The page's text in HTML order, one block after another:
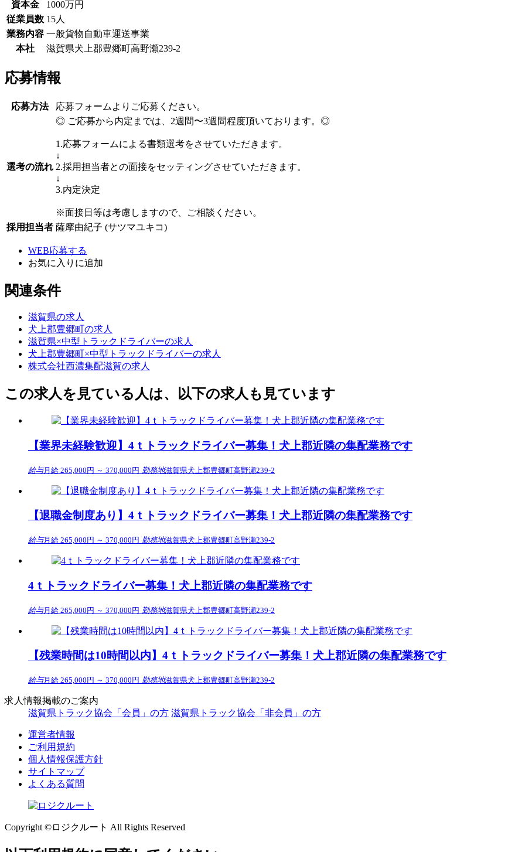
資本金
1000万円
従業員数 15人
業務内容 一般貨物自動車運送事業
本社
滋賀県犬上郡豊郷町高野瀬239-2
応募情報
応募方法 応募フォームよりご応募ください。
選考の流れ
◎ ご応募から内定までは、2週間〜3週間程度頂いております。◎
1.応募フォームによる書類選考をさせていただきます。
↓
2.採用担当者との面接をセッティングさせていただきます。
↓
3.内定決定
※面接日等は考慮しますので、ご相談ください。
採用担当者 薩摩由紀子 (サツマユキコ)
WEB応募する
お気に入り に追加
関連条件
滋賀県の求人
犬上郡豊郷町の求人
滋賀県×中型トラックドライバーの求人
犬上郡豊郷町×中型トラックドライバーの求人
株式会社西濃集配滋賀の求人
この求人を見ている人は、以下の求人も見ています
【業界未経験歓迎】4ｔトラックドライバー募集！犬上郡近隣の集配業務です
給与月給 265,000円 ～ 370,000円 勤務地滋賀県犬上郡豊郷町高野瀬239-2
【退職金制度あり】4ｔトラックドライバー募集！犬上郡近隣の集配業務です
給与月給 265,000円 ～ 370,000円 勤務地滋賀県犬上郡豊郷町高野瀬239-2
4ｔトラックドライバー募集！犬上郡近隣の集配業務です
給与月給 265,000円 ～ 370,000円 勤務地滋賀県犬上郡豊郷町高野瀬239-2
【残業時間は10時間以内】4ｔトラックドライバー募集！犬上郡近隣の集配業務です
給与月給 265,000円 ～ 370,000円 勤務地滋賀県犬上郡豊郷町高野瀬239-2
求人情報掲載のご案内
滋賀県トラック協会「会員」の方 滋賀県トラック協会「非会員」の方
運営者情報
ご利用規約
個人情報保護方針
サイトマップ
よくある質問
Copyright ©ロジクルート All Rights Reserved